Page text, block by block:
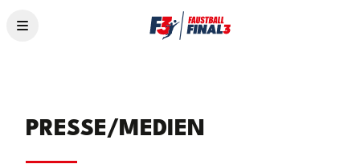
Tickets
PRESSE/MEDIEN